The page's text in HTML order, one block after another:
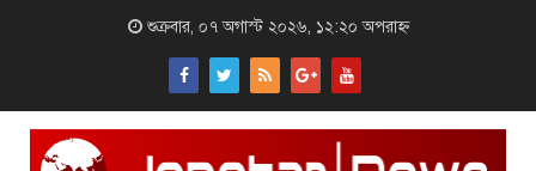
শুক্রবার, ০৭ অগাস্ট ২০২৬, ১২:২০ অপরাহ্ন